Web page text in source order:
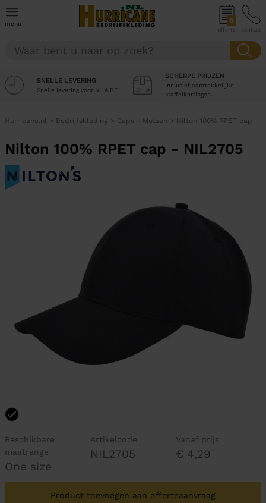
menu 0
offerte contact
SNELLE LEVERING
Snelle levering voor NL & BE
SCHERPE PRIJZEN
Inclusief aantrekkelijke
staffelkortingen
Hurricane.nl > Bedrijfskleding > Caps - Mutsen > Nilton 100% RPET cap
Nilton 100% RPET cap - NIL2705
Beschikbare
maatrange
One size
Artikelcode
NIL2705
Vanaf prijs
€ 4,29
Product toevoegen aan offerteaanvraag